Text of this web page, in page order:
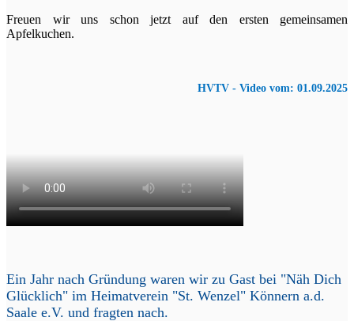
Freuen wir uns schon jetzt auf den ersten gemeinsamen
Apfelkuchen.
HVTV - Video vom: 01.09.2025
Ein Jahr nach Gründung waren wir zu Gast bei "Näh Dich
Glücklich" im Heimatverein "St. Wenzel" Könnern a.d.
Saale e.V. und fragten nach.